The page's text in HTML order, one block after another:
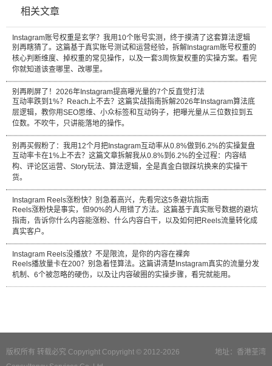
相关文章
Instagram账号权重是玄学？我用10个账号实测，终于摸清了这套算法逻辑
别再瞎猜了。这篇基于真实账号测试和运营经验，拆解Instagram账号权重的
核心判断维度、掉权重的常见操作，以及一套3周恢复权重的实操方案。看完
你就知道该查哪里、改哪里。
别再刷屏了！2026年Instagram提高曝光量的7个反直觉打法
互动率跌到1%？Reach上不去？这篇实战指南拆解2026年Instagram算法底
层逻辑，教你用SEO思维、小众标签和互动钩子，把曝光量从三位数拉到五
位数。不吹牛，只讲能落地的操作。
别再买假粉了：我用12个月把Instagram互动率从0.8%做到6.2%的实操复盘
互动率卡在1%上不去？这篇文章拆解我从0.8%到6.2%的全过程：内容结
构、评论区运营、Story玩法、算法逻辑，全是真金白银踩坑换来的实操干
货。
Instagram Reels涨粉快？别急着高兴，先看完这5条避坑指南
Reels涨粉快是事实，但90%的人用错了方法。这篇基于真实账号数据的避坑
指南，告诉你什么内容能涨粉、什么内容白干，以及如何把Reels流量转化成
真实客户。
Instagram Reels没播放？不是限流，是你的内容在裸奔
Reels播放量卡在200？别急着怪算法。这篇讲清楚Instagram真实的流量分发
机制、6个被忽略的硬伤，以及让内容破圈的实操步骤，看完就能用。
地址：香港荃湾
版权所有 转载必究 Copyright Copyright © 2012-2026